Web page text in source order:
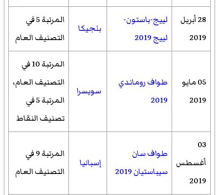
28 أبريل
2019
لييج-باستون-
لييج 2019
بلجيكا
المرتبة 5 في
التصنيف العام
05 مايو
2019
طواف روماندي
2019
سويسرا
المرتبة 10 في
التصنيف العام،
المرتبة 5 في
تصنيف النقاط
03
أغسطس
2019
طواف سان
سيباستيان 2019
إسبانيا
المرتبة 9 في
التصنيف العام